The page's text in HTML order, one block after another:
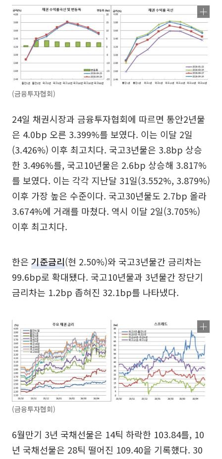
(금융투자협회)
24일 채권시장과 금융투자협회에 따르면 통안2년물
은 4.0bp 오른 3.399%를 보였다. 이는 이달 2일
(3.426%) 이후 최고치다. 국고3년물은 3.8bp 상승
한 3.496%를, 국고10년물은 2.6bp 상승해 3.817%
를 보였다. 이는 각각 지난달 31일(3.552%, 3.879%)
이후 가장 높은 수준이다. 국고30년물도 2.7bp 올라
3.674%에 거래를 마쳤다. 역시 이달 2일(3.705%)
이후 최고치다.
한은 기준금리(현 2.50%)와 국고3년물간 금리차는
99.6bp로 확대됐다. 국고10년물과 3년물간 장단기
금리차는 1.2bp 좁혀진 32.1bp를 나타냈다.
(금융투자협회)
6월만기 3년 국채선물은 14틱 하락한 103.84를, 10
년 국채선물은 28틱 떨어진 109.40을 기록했다. 30